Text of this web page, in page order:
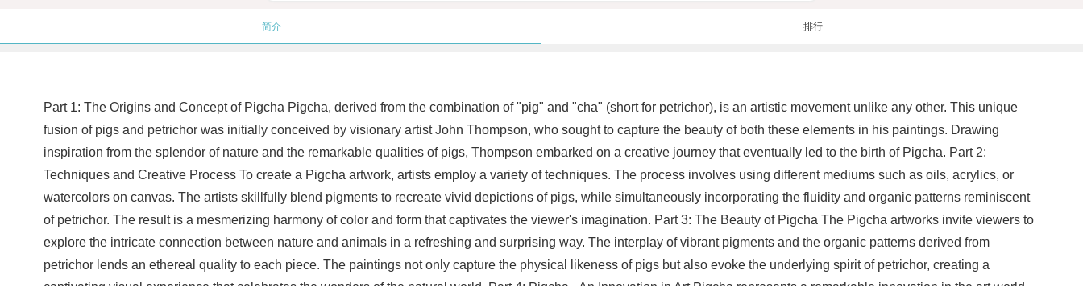
简介 排行
Part 1: The Origins and Concept of Pigcha Pigcha, derived from the combination of "pig" and "cha" (short for petrichor), is an artistic movement unlike any other. This unique
fusion of pigs and petrichor was initially conceived by visionary artist John Thompson, who sought to capture the beauty of both these elements in his paintings. Drawing
inspiration from the splendor of nature and the remarkable qualities of pigs, Thompson embarked on a creative journey that eventually led to the birth of Pigcha. Part 2:
Techniques and Creative Process To create a Pigcha artwork, artists employ a variety of techniques. The process involves using different mediums such as oils, acrylics, or
watercolors on canvas. The artists skillfully blend pigments to recreate vivid depictions of pigs, while simultaneously incorporating the fluidity and organic patterns reminiscent
of petrichor. The result is a mesmerizing harmony of color and form that captivates the viewer's imagination. Part 3: The Beauty of Pigcha The Pigcha artworks invite viewers to
explore the intricate connection between nature and animals in a refreshing and surprising way. The interplay of vibrant pigments and the organic patterns derived from
petrichor lends an ethereal quality to each piece. The paintings not only capture the physical likeness of pigs but also evoke the underlying spirit of petrichor, creating a